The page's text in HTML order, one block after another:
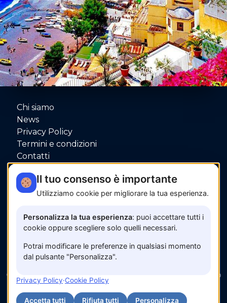
Chi siamo
News
Privacy Policy
Termini e condizioni
Contatti
Pagamenti sicuri con
© 2026 www.amalfisunset.it —
— Facciamo
cose…
Il tuo consenso è importante
Utilizziamo cookie per migliorare la tua esperienza.
Personalizza la tua esperienza: puoi accettare tutti i
cookie oppure scegliere solo quelli necessari.
Potrai modificare le preferenze in qualsiasi momento
dal pulsante "Personalizza".
Privacy Policy·Cookie Policy
Accetta tutti Rifiuta tutti Personalizza